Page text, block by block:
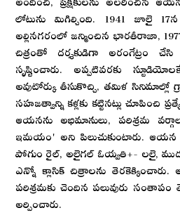
లోటును మిగిల్చింది. 1941 జూలై
అల్లినగరంలో జన్మించిన భారతీరాజా,
చిత్రంతో దర్శకుడిగా అరంగేట్రం
సృష్టించారు. అప్పటివరకు
అవుటోర్కు తీసుకొచ్చి, తమిళ సినిమాల్లో
సహజత్వాన్ని కళ్లకు కట్టినట్లు చూపించి
ఆయనను అభిమానులు, పరిశ్రమ
ఇమయం' అని పిలుచుకుంటారు. ఆయన
పోగుం రైల్, అలైగల్ ఓయ్వతి+- లలై,
ఎన్నో క్లాసిక్ చిత్రాలను
పరిశ్రమకు చెందిన పలువురు
అర్పించారు.